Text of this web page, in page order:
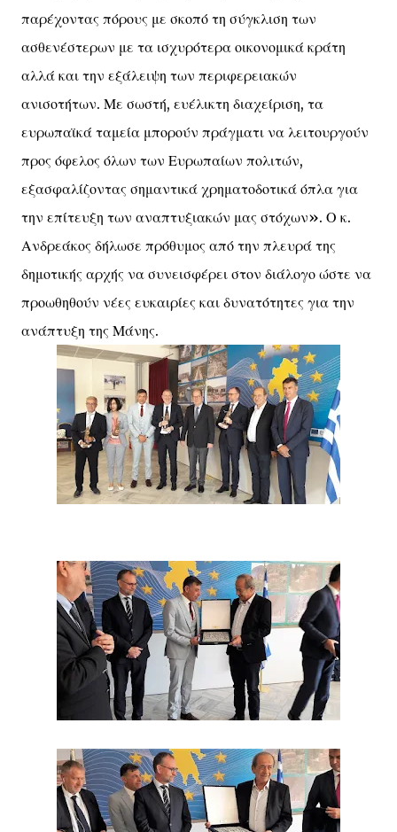
παρέχοντας πόρους με σκοπό τη σύγκλιση των
ασθενέστερων με τα ισχυρότερα οικονομικά κράτη
αλλά και την εξάλειψη των περιφερειακών
ανισοτήτων. Με σωστή, ευέλικτη διαχείριση, τα
ευρωπαϊκά ταμεία μπορούν πράγματι να λειτουργούν
προς όφελος όλων των Ευρωπαίων πολιτών,
εξασφαλίζοντας σημαντικά χρηματοδοτικά όπλα για
την επίτευξη των αναπτυξιακών μας στόχων». Ο κ.
Ανδρεάκος δήλωσε πρόθυμος από την πλευρά της
δημοτικής αρχής να συνεισφέρει στον διάλογο ώστε να
προωθηθούν νέες ευκαιρίες και δυνατότητες για την
ανάπτυξη της Μάνης.